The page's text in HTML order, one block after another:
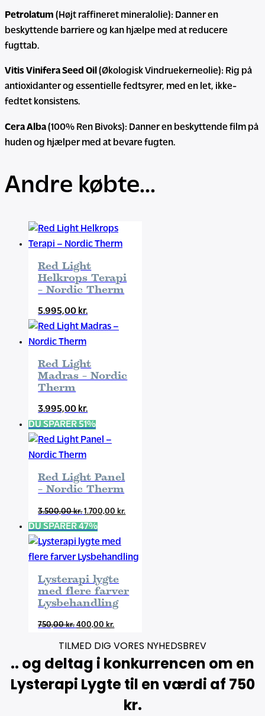
Petrolatum (Højt raffineret mineralolie): Danner en
beskyttende barriere og kan hjælpe med at reducere
fugttab.
Vitis Vinifera Seed Oil(Økologisk Vindruekerneolie): Rig på
antioxidanter og essentielle fedtsyrer, med en let, ikke-
fedtet konsistens.
Cera Alba(100% Ren Bivoks): Danner en beskyttende film på
huden og hjælper med at bevare fugten.
Andre købte...
Red Light
Helkrops Terapi
– Nordic Therm
5.995,00 kr.
Red Light
Madras – Nordic
Therm
3.995,00 kr.
DU SPARER 51%
Red Light Panel
– Nordic Therm
3.500,00kr.Den
oprindelige
pris
var:
1.700,00 kr.Den
er:
DU SPARER 47%
Lysterapi lygte
med flere farver
Lysbehandling
750,00kr.Den
var:
750,00 kr..
400,00 kr.Den
er:
400,00 kr..
TILMED DIG VORES NYHEDSBREV
.. og deltag i konkurrencen om en
Lysterapi Lygte til en værdi af 750
kr.